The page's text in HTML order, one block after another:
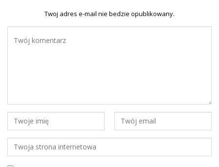
Twoj adres e-mail nie bedzie opublikowany.